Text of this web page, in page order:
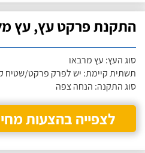
התקנת פרקט עץ, עץ
סוג העץ: עץ מרבאו
תשתית קיימת: יש לפרק פרקט/שטיח
סוג התקנה: הנחה צפה
לצפייה בהצעות